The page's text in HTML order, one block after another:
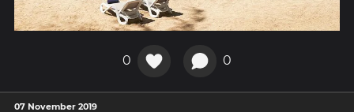
0 0
07 November 2019